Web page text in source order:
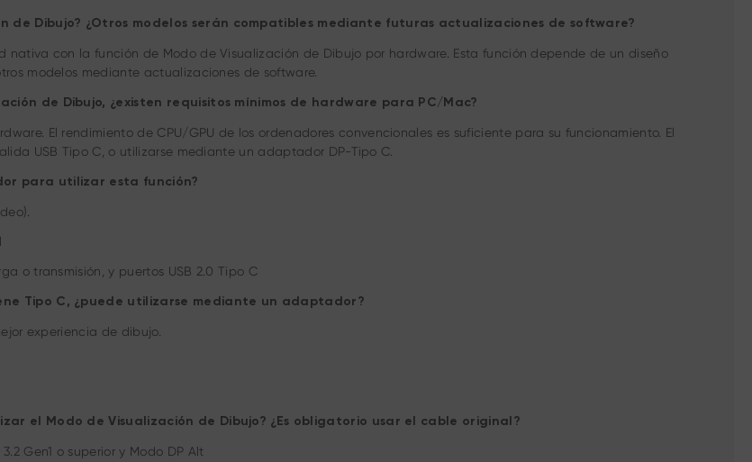
de Dibujo? ¿Otros modelos serán compatibles mediante futuras actualizaciones de software?
nativa con la función de Modo de Visualización de Dibujo por hardware. Esta función depende de un diseño
modelos mediante actualizaciones de software.
de Dibujo, ¿existen requisitos mínimos de hardware para PC/Mac?
El rendimiento de CPU/GPU de los ordenadores convencionales es suficiente para su funcionamiento. El
USB Tipo C, o utilizarse mediante un adaptador DP-Tipo C.
para utilizar esta función?
o transmisión, y puertos USB 2.0 Tipo C
Tipo C, ¿puede utilizarse mediante un adaptador?
experiencia de dibujo.
el Modo de Visualización de Dibujo? ¿Es obligatorio usar el cable original?
Gen1 o superior y Modo DP Alt